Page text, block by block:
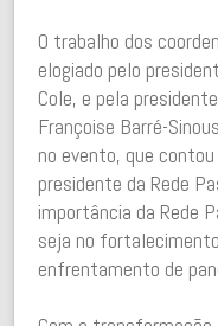
O trabalho dos
elogiado pelo
Cole, e pela
Françoise Barré-
no evento, que
presidente da Rede
importância da Rede
seja no
enfrentamento de